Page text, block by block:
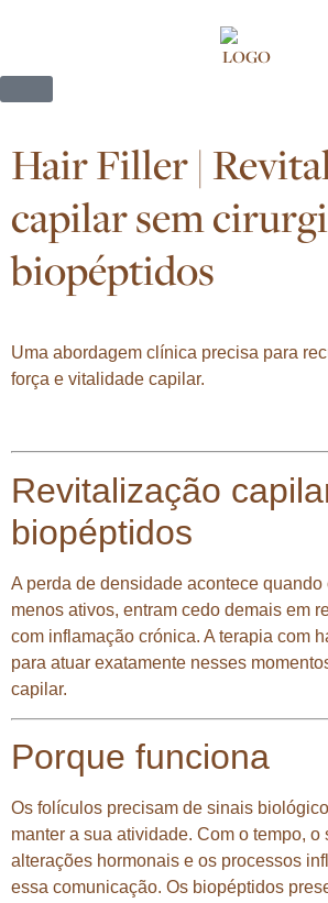
Hair Filler |
capilar sem
biopéptidos
Uma abordagem clínica precisa para
força e vitalidade capilar.
Revitalização
biopéptidos
A perda de densidade acontece
menos ativos, entram cedo demais em
com inflamação crónica. A terapia com
para atuar exatamente nesses
capilar.
Porque funciona
Os folículos precisam de sinais
manter a sua atividade. Com o tempo, o
alterações hormonais e os processos
essa comunicação. Os biopéptidos